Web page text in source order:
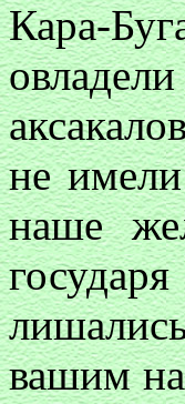
Кара-
не
наше
вашим